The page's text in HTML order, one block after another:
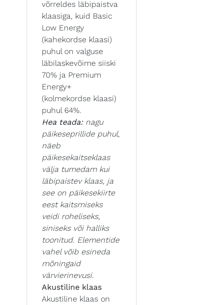
võrreldes läbipaistva
klaasiga, kuid Basic
Low Energy
(kahekordse klaasi)
puhul on valguse
läbilaskevõime siiski
70% ja Premium
Energy+
(kolmekordse klaasi)
puhul 64%.
Hea teada:nagu
päikeseprillide puhul,
näeb
päikesekaitseklaas
välja tumedam kui
läbipaistev klaas, ja
see on päikesekiirte
eest kaitsmiseks
veidi roheliseks,
siniseks või halliks
toonitud. Elementide
vahel võib esineda
mõningaid
värvierinevusi.
Akustiline klaas
Akustiline klaas on